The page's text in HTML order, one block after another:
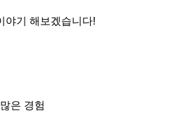
야기 해보겠습니다!
은 경험